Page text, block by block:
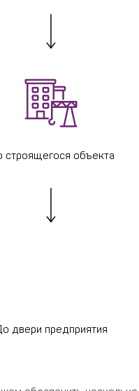
строящегося объекта
двери предприятия